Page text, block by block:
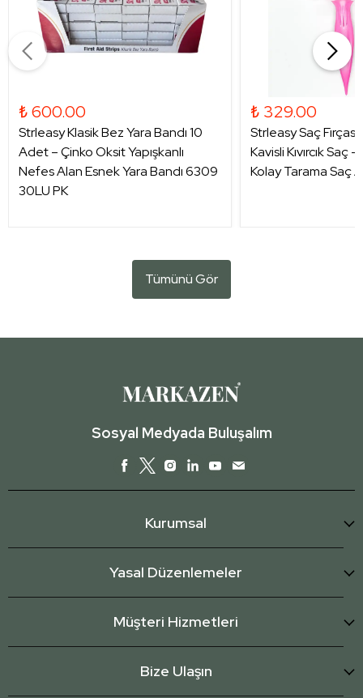
₺ 600.00
Strleasy Klasik Bez Yara Bandı 10
Adet – Çinko Oksit Yapışkanlı
Nefes Alan Esnek Yara Bandı 6309
30LU PK
₺ 329.00
Strleasy Saç Fırçası
Kavisli Kıvırcık Saç
Kolay Tarama Saç
Tümünü Gör
Sosyal Medyada Buluşalım
Kurumsal
Yasal Düzenlemeler
Müşteri Hizmetleri
Bize Ulaşın